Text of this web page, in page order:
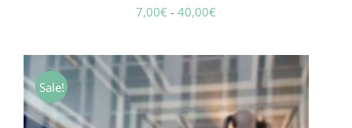
7,00€ - 40,00€
precios:
desde
7,00€
Sale!